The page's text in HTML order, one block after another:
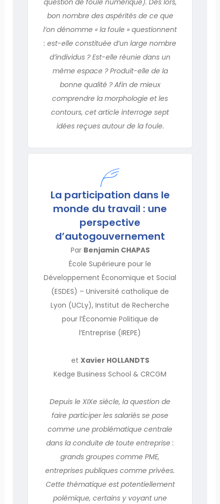
bon nombre des aspérités de ce que
l’on dénomme « la foule » questionnent
: est-elle constituée d’un large nombre
d’individus ? Est-elle réunie dans un
même espace ? Produit-elle de la
bonne qualité ? Afin de mieux
comprendre la morphologie et les
contours, cet article interroge sept
idées reçues autour de la foule.
La participation dans le
monde du travail : une
perspective
d’autogouvernement
Par Benjamin CHAPAS
École Supérieure pour le
Développement Économique et Social
(ESDES) – Université catholique de
Lyon (UCLy), Institut de Recherche
pour l’Économie Politique de
l’Entreprise (IREPE)
et Xavier HOLLANDTS
Kedge Business School & CRCGM
Depuis le XIXe siècle, la question de
faire participer les salariés se pose
comme une problématique centrale
dans la conduite de toute entreprise :
grands groupes comme PME,
entreprises publiques comme privées.
Cette thématique est potentiellement
polémique, certains y voyant une